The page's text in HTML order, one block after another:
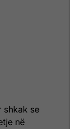
shkak se
në